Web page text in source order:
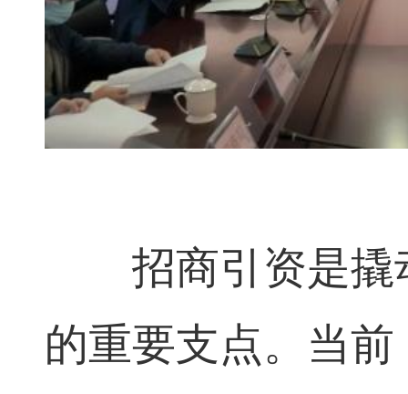
招商引资是撬
的重要支点。当